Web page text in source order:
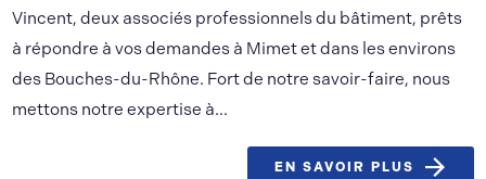
Vincent, deux associés professionnels du bâtiment, prêts
à répondre à vos demandes à Mimet et dans les environs
des Bouches-du-Rhône. Fort de notre savoir-faire, nous
mettons notre expertise à...
EN SAVOIR PLUS